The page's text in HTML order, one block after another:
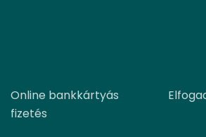
Online bankkártyás
fizetés